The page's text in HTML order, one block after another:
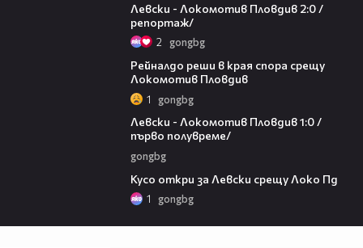
Левски - Локомотив Пловдив 2:0 /
репортаж/
2 gongbg
Рейналдо реши в края спора срещу
Локомотив Пловдив
1 gongbg
Левски - Локомотив Пловдив 1:0 /
първо полувреме/
gongbg
Кусо откри за Левски срещу Локо Пд
1 gongbg